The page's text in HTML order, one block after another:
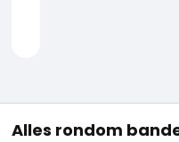
Alles rondom